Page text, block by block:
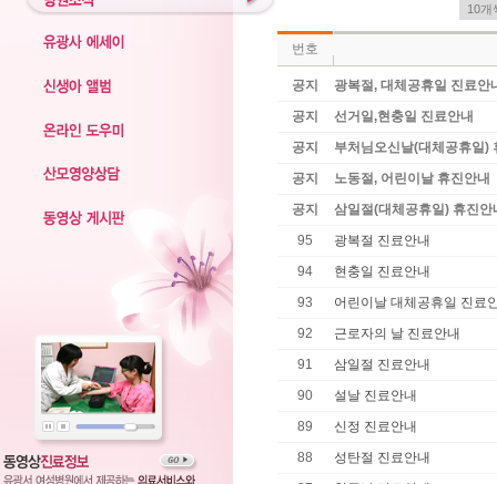
번호
공지
광복절, 대체공휴일 진료안
공지
선거일,현충일 진료안내
공지
부처님오신날(대체공휴일)
공지
노동절, 어린이날 휴진안내
공지
삼일절(대체공휴일) 휴진안
95
광복절 진료안내
94
현충일 진료안내
93
어린이날 대체공휴일 진료
92
근로자의 날 진료안내
91
삼일절 진료안내
90
설날 진료안내
89
신정 진료안내
88
성탄절 진료안내